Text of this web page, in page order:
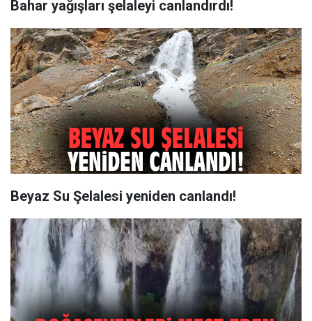
Bahar yağışları şelaleyi canlandırdı!
Beyaz Su Şelalesi yeniden canlandı!